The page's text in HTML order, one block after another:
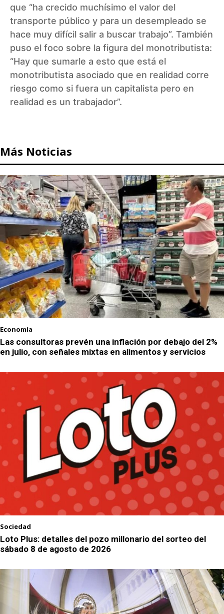
que “ha crecido muchísimo el valor del
transporte público y para un desempleado se
hace muy difícil salir a buscar trabajo”. También
puso el foco sobre la figura del monotributista:
“Hay que sumarle a esto que está el
monotributista asociado que en realidad corre
riesgo como si fuera un capitalista pero en
realidad es un trabajador”.
Más Noticias
Economía
Las consultoras prevén una inflación por debajo del 2%
en julio, con señales mixtas en alimentos y servicios
Sociedad
Loto Plus: detalles del pozo millonario del sorteo del
sábado 8 de agosto de 2026